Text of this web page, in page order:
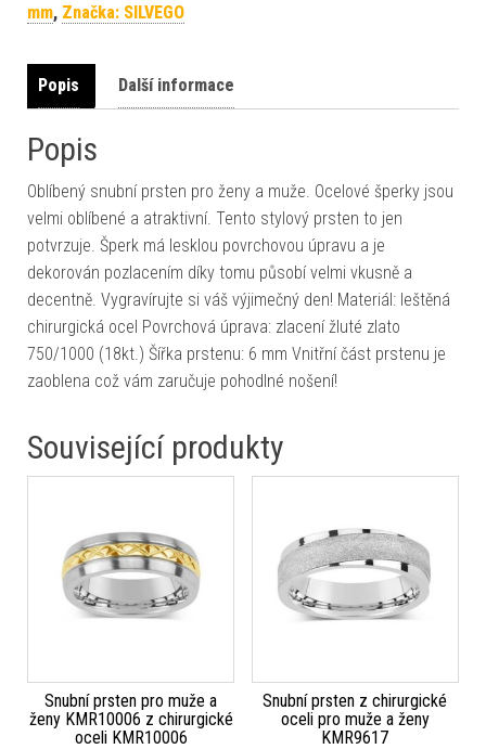
mm, Značka: SILVEGO
Popis Další informace
Popis
Oblíbený snubní prsten pro ženy a muže. Ocelové šperky jsou
velmi oblíbené a atraktivní. Tento stylový prsten to jen
potvrzuje. Šperk má lesklou povrchovou úpravu a je
dekorován pozlacením díky tomu působí velmi vkusně a
decentně. Vygravírujte si váš výjimečný den! Materiál: leštěná
chirurgická ocel Povrchová úprava: zlacení žluté zlato
750/1000 (18kt.) Šířka prstenu: 6 mm Vnitřní část prstenu je
zaoblena což vám zaručuje pohodlné nošení!
Související produkty
Snubní prsten pro muže a
ženy KMR10006 z chirurgické
oceli KMR10006
Snubní prsten z chirurgické
oceli pro muže a ženy
KMR9617